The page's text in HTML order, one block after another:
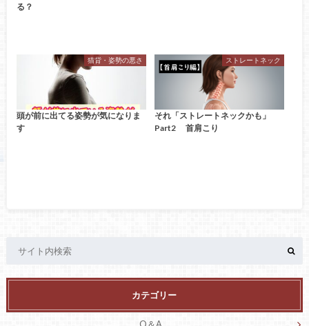
る？
猫背・姿勢の悪さ
頭が前に出てる姿勢が気になりま
す
ストレートネック
それ「ストレートネックかも」
Part2 首肩こり
カテゴリー
Q＆A